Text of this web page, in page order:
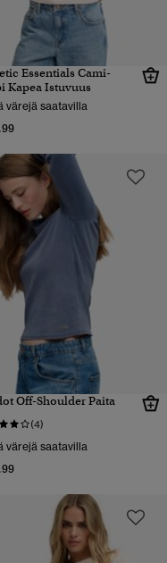
Essentials Cami-
Kapea Istuvuus
värejä saatavilla
Off-Shoulder Paita
(4)
värejä saatavilla